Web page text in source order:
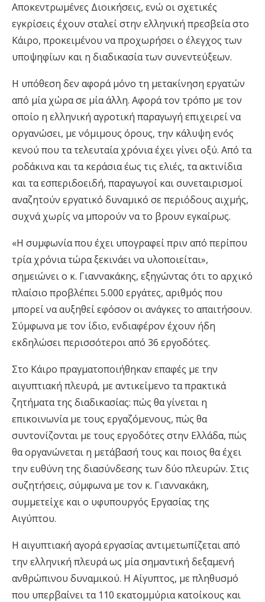
Αποκεντρωμένες Διοικήσεις, ενώ οι σχετικές
εγκρίσεις έχουν σταλεί στην ελληνική πρεσβεία στο
Κάιρο, προκειμένου να προχωρήσει ο έλεγχος των
υποψηφίων και η διαδικασία των συνεντεύξεων.
Η υπόθεση δεν αφορά μόνο τη μετακίνηση εργατών
από μία χώρα σε μία άλλη. Αφορά τον τρόπο με τον
οποίο η ελληνική αγροτική παραγωγή επιχειρεί να
οργανώσει, με νόμιμους όρους, την κάλυψη ενός
κενού που τα τελευταία χρόνια έχει γίνει οξύ. Από τα
ροδάκινα και τα κεράσια έως τις ελιές, τα ακτινίδια
και τα εσπεριδοειδή, παραγωγοί και συνεταιρισμοί
αναζητούν εργατικό δυναμικό σε περιόδους αιχμής,
συχνά χωρίς να μπορούν να το βρουν εγκαίρως.
«Η συμφωνία που έχει υπογραφεί πριν από περίπου
τρία χρόνια τώρα ξεκινάει να υλοποιείται»,
σημειώνει ο κ. Γιαννακάκης, εξηγώντας ότι το αρχικό
πλαίσιο προβλέπει 5.000 εργάτες, αριθμός που
μπορεί να αυξηθεί εφόσον οι ανάγκες το απαιτήσουν.
Σύμφωνα με τον ίδιο, ενδιαφέρον έχουν ήδη
εκδηλώσει περισσότεροι από 36 εργοδότες.
Στο Κάιρο πραγματοποιήθηκαν επαφές με την
αιγυπτιακή πλευρά, με αντικείμενο τα πρακτικά
ζητήματα της διαδικασίας: πώς θα γίνεται η
επικοινωνία με τους εργαζόμενους, πώς θα
συντονίζονται με τους εργοδότες στην Ελλάδα, πώς
θα οργανώνεται η μετάβασή τους και ποιος θα έχει
την ευθύνη της διασύνδεσης των δύο πλευρών. Στις
συζητήσεις, σύμφωνα με τον κ. Γιαννακάκη,
συμμετείχε και ο υφυπουργός Εργασίας της
Αιγύπτου.
Η αιγυπτιακή αγορά εργασίας αντιμετωπίζεται από
την ελληνική πλευρά ως μία σημαντική δεξαμενή
ανθρώπινου δυναμικού. Η Αίγυπτος, με πληθυσμό
που υπερβαίνει τα 110 εκατομμύρια κατοίκους και